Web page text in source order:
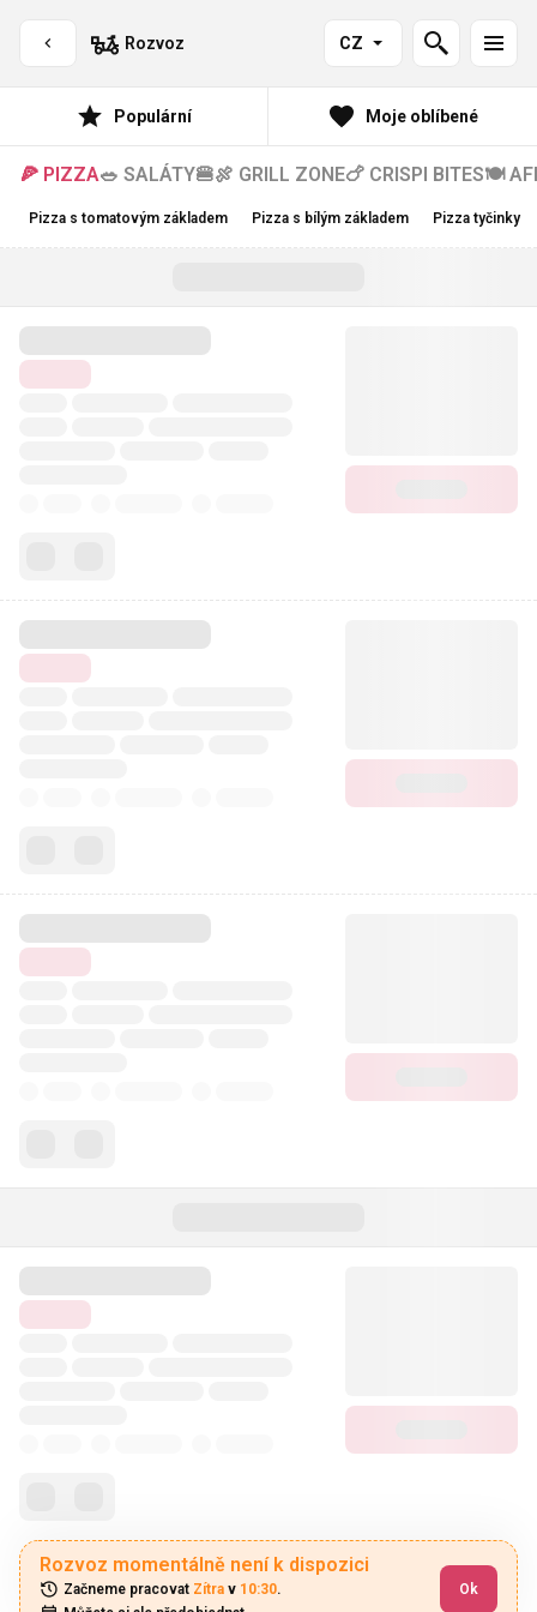
Rozvoz CZ
Populární Moje oblíbené
🍕 PIZZA🥗 SALÁTY🍔🍖 GRILL ZONE🍗 CRISPI BITES🍽️
Pizza s tomatovým základem Pizza s bílým základem Pizza tyčinky
Rozvoz momentálně není k dispozici
Začneme pracovat Zítra v 10:30.
Ok